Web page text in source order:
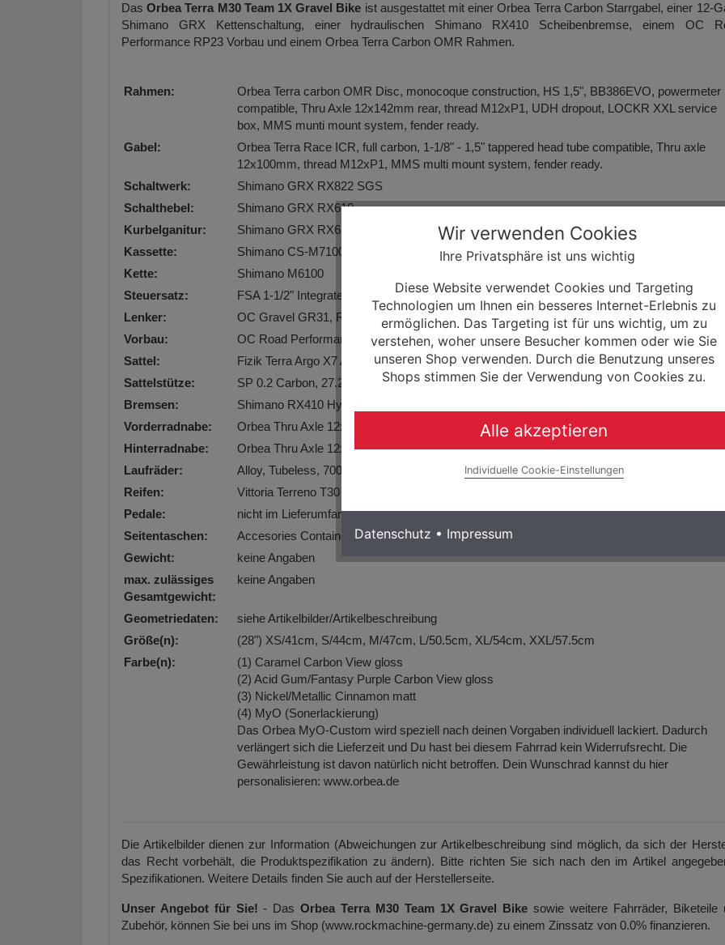
DasOrbea Terra M30 Team 1X Gravel Bike ist ausgestattet mit einer Orbea Terra Carbon Starrgabel, einer 12-
Shimano GRX Kettenschaltung, einer hydraulischen Shimano RX410 Scheibenbremse, einem OC
Performance RP23 Vorbau und einem Orbea Terra Carbon OMR Rahmen.
Rahmen:
Orbea Terra carbon OMR Disc, monocoque construction, HS 1,5", BB386EVO, powermeter
compatible, Thru Axle 12x142mm rear, thread M12xP1, UDH dropout, LOCKR XXL service
box, MMS munti mount system, fender ready.
Gabel:
Orbea Terra Race ICR, full carbon, 1-1/8" - 1,5" tappered head tube compatible, Thru axle
12x100mm, thread M12xP1, MMS multi mount system, fender ready.
Schaltwerk:
Shimano GRX RX822 SGS
Schalthebel:
Shimano GRX RX610
Kurbelganitur:
Shimano GRX RX610 40t
Kassette:
Shimano CS-M7100 10-51t 12-Speed
Kette:
Shimano M6100
Steuersatz:
FSA 1-1/2" Integrated Aluminium Cup
Lenker:
OC Gravel GR31, Reach 70, Drop 110
Vorbau:
OC Road Performance RP23, -5º
Sattel:
Fizik Terra Argo X7 Aluminium Rail 150mm
Sattelstütze:
SP 0.2 Carbon, 27.2mm, Setback 20
Bremsen:
Shimano RX410 Hydraulic disc
Vorderradnabe:
Orbea Thru Axle 12x100mm M12xP1 Hollow
Hinterradnabe:
Orbea Thru Axle 12x142mm M12xP1 Solid inner threaded
Laufräder:
Alloy, Tubeless, 700c, 21c
Reifen:
Vittoria Terreno T30 fine loose Gravel Endurance G2.0 700x45c
Pedale:
nicht im Lieferumfang enthalten,passende Pedale finden Sie in unserem Zubehör
Seitentaschen:
Accesories Containers
Gewicht:
keine Angaben
max. zulässiges
Gesamtgewicht:
keine Angaben
Geometriedaten:
siehe Artikelbilder/Artikelbeschreibung
Größe(n):
(28") XS/41cm, S/44cm, M/47cm, L/50.5cm, XL/54cm, XXL/57.5cm
Farbe(n):
(1) Caramel Carbon View gloss
(2) Acid Gum/Fantasy Purple Carbon View gloss
(3) Nickel/Metallic Cinnamon matt
(4) MyO (Sonerlackierung)
Das Orbea MyO-Custom wird speziell nach deinen Vorgaben individuell lackiert. Dadurch
verlängert sich die Lieferzeit und Du hast bei diesem Fahrrad kein Widerrufsrecht. Die
Gewährleistung ist davon natürlich nicht betroffen. Dein Wunschrad kannst du hier
personalisieren: www.orbea.de
Die Artikelbilder dienen zur Information (Abweichungen zur Artikelbeschreibung sind möglich, da sich der
das Recht vorbehält, die Produktspezifikation zu ändern). Bitte richten Sie sich nach den im Artikel
Spezifikationen. Weitere Details finden Sie auch auf der Herstellerseite.
Unser Angebot für Sie! - DasOrbea Terra M30 Team 1X Gravel Bike sowie weitere Fahrräder, Biketeile
Zubehör, können Sie bei uns im Shop (www.rockmachine-germany.de) zu einem Zinssatz von 0.0% finanzieren.
Wir verwenden Cookies
Ihre Privatsphäre ist uns wichtig
Diese Website verwendet Cookies und Targeting
Technologien um Ihnen ein besseres Internet-Erlebnis zu
ermöglichen. Das Targeting ist für uns wichtig, um zu
verstehen, woher unsere Besucher kommen oder wie Sie
unseren Shop verwenden. Durch die Benutzung unseres
Shops stimmen Sie der Verwendung von Cookies zu.
Alle akzeptieren
Individuelle Cookie-Einstellungen
Datenschutz • Impressum